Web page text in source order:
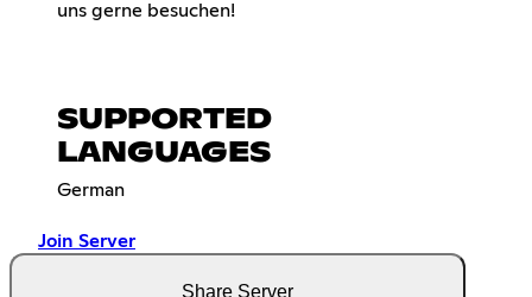
uns gerne besuchen!
SUPPORTED
LANGUAGES
German
Join Server
Share Server